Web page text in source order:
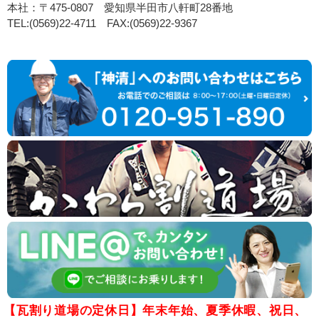
本社：〒475-0807 愛知県半田市八軒町28番地
TEL:(0569)22-4711 FAX:(0569)22-9367
【瓦割り道場の定休日】年末年始、夏季休暇、祝日、